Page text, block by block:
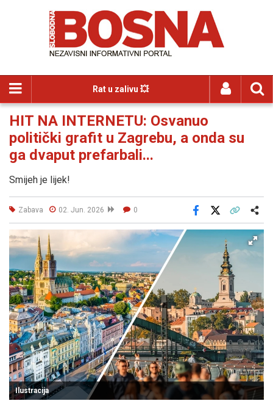
Rat u zalivu 💥
HIT NA INTERNETU: Osvanuo
politički grafit u Zagrebu, a onda su
ga dvaput prefarbali...
Smijeh je lijek!
Zabava 02. Jun. 2026 0
Facebook
Ilustracija